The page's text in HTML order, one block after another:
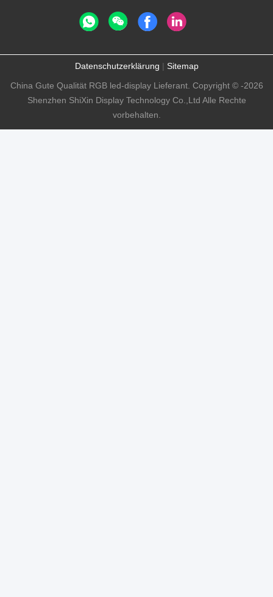
Datenschutzerklärung | Sitemap
China Gute Qualität RGB led-display Lieferant. Copyright © -2026
Shenzhen ShiXin Display Technology Co.,Ltd Alle Rechte
vorbehalten.